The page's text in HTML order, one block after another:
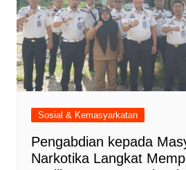
Sosial & Kemasyarkatan
Pengabdian kepada
Narkotika Langkat